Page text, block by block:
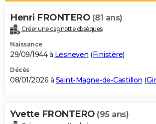
Alimentation
Guide de la santé
Maladies
Médicaments
Sommeil
VOYAGE
Destinations
City break
Voyage nature
Voyage de noces
Forum
Climat
+PHOTO
GUIDES D'ACHAT
BONS PLANS
Carte de Noël
Carte Bonne année
Carte Saint-Valentin
Carte Pâques
Carte d'anniversaire
DICTIONNAIRE
Henri FRONTERO (81 ans)
Créer une cagnotte obsèques
Naissance
29/09/1944 à Lesneven (Finistère)
Décès
08/01/2026 à Saint-Magne-de-Castillon (
Yvette FRONTERO (95 ans)